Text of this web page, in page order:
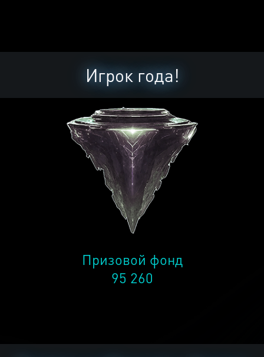
Игрок года!
Призовой фонд
95 260